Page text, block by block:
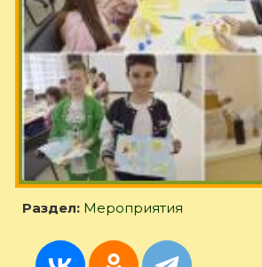
Раздел: Мероприятия